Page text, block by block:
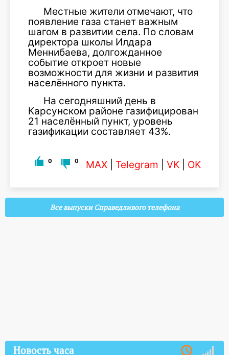
Местные жители отмечают, что
появление газа станет важным
шагом в развитии села. По словам
директора школы Илдара
Меннибаева, долгожданное
событие откроет новые
возможности для жизни и развития
населённого пункта.
На сегодняшний день в
Карсунском районе газифицирован
21 населённый пункт, уровень
газификации составляет 43%.
0 0 MAX Telegram VK OK
Все выпуски Справедливого телефона
Новость часа